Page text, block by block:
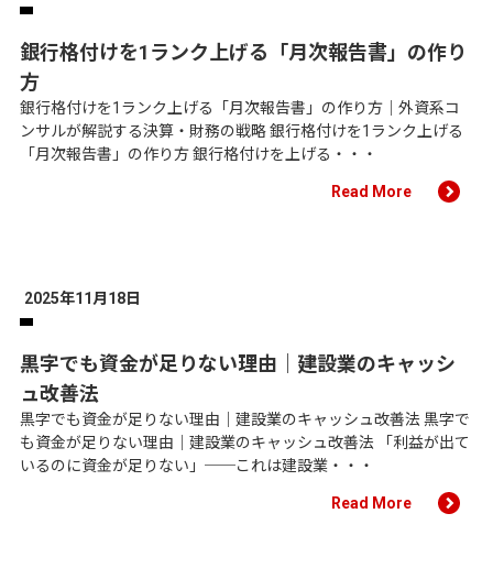
銀行格付けを1ランク上げる「月次報告書」の作り
方
銀行格付けを1ランク上げる「月次報告書」の作り方｜外資系コ
ンサルが解説する決算・財務の戦略 銀行格付けを1ランク上げる
「月次報告書」の作り方 銀行格付けを上げる・・・
Read More
2025年11月18日
黒字でも資金が足りない理由｜建設業のキャッシ
ュ改善法
黒字でも資金が足りない理由｜建設業のキャッシュ改善法 黒字で
も資金が足りない理由｜建設業のキャッシュ改善法 「利益が出て
いるのに資金が足りない」──これは建設業・・・
Read More